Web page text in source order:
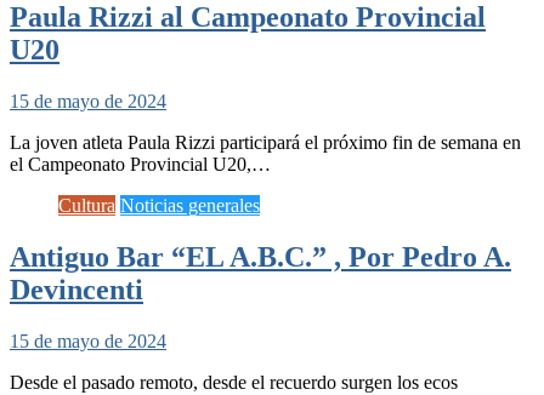
Paula Rizzi al Campeonato Provincial
U20
15 de mayo de 2024
La joven atleta Paula Rizzi participará el próximo fin de semana en
el Campeonato Provincial U20,…
Cultura Noticias generales
Antiguo Bar “EL A.B.C.” , Por Pedro A.
Devincenti
15 de mayo de 2024
Desde el pasado remoto, desde el recuerdo surgen los ecos